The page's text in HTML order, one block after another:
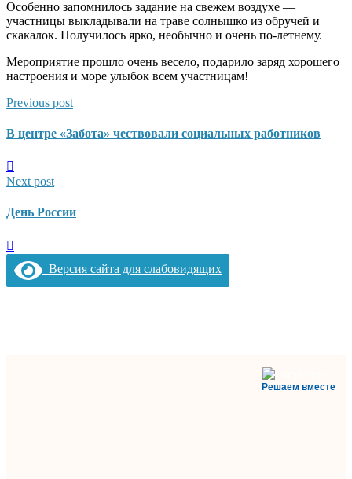
Особенно запомнилось задание на свежем воздухе —
участницы выкладывали на траве солнышко из обручей и
скакалок. Получилось ярко, необычно и очень по-летнему.
Мероприятие прошло очень весело, подарило заряд хорошего
настроения и море улыбок всем участницам!
Previous post
В центре «Забота» чествовали социальных работников
Next post
День России
Версия сайта для слабовидящих
Решаем вместе